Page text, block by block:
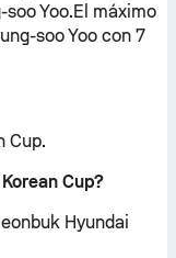
Yoo.El máximo
soo Yoo con 7
Cup.
Cup?
Hyundai